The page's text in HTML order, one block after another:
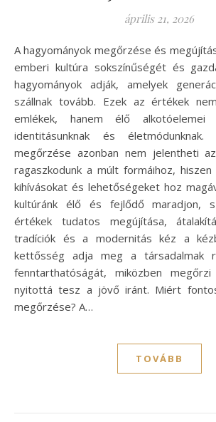
április 21, 2026
A hagyományok megőrzése és megújítása a jövő kulcsa Az
emberi kultúra sokszínűségét és
hagyományok adják, amelyek
szállnak tovább. Ezek az értékek
emlékek, hanem élő alkotóelemei
identitásunknak és életmódunknak.
megőrzése azonban nem jelentheti
ragaszkodunk a múlt formáihoz,
kihívásokat és lehetőségeket hoz
kultúránk élő és fejlődő maradjon,
értékek tudatos megújítása,
tradíciók és a modernitás kéz a
kettősség adja meg a társadalmak
fenntarthatóságát, miközben
nyitottá tesz a jövő iránt. Miért
megőrzése? A…
TOVÁBB